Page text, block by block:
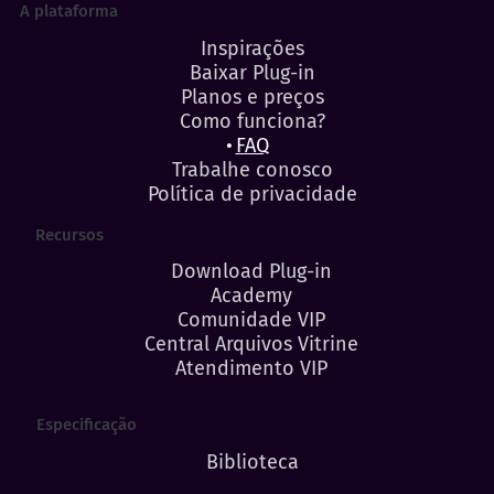
A plataforma
Inspirações
Baixar Plug-in
Planos e preços
Como funciona?
FAQ
Trabalhe conosco
Política de privacidade
Recursos
Download Plug-in
Academy
Comunidade VIP
Central Arquivos Vitrine
Atendimento VIP
Especificação
Biblioteca